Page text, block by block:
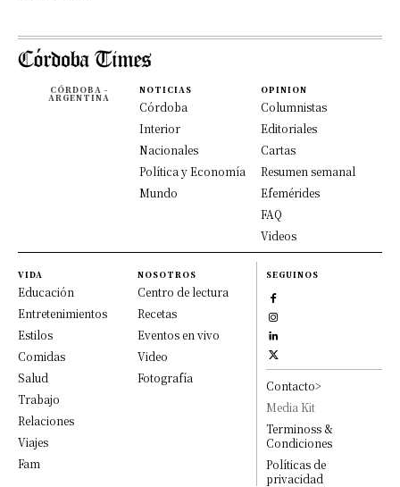
CÓRDOBA -
ARGENTINA
NOTICIAS
Córdoba
Interior
Nacionales
Política y Economía
Mundo
OPINION
Columnistas
Editoriales
Cartas
Resumen semanal
Efemérides
FAQ
Videos
VIDA
Educación
Entretenimientos
Estilos
Comidas
Salud
Trabajo
Relaciones
Viajes
Fam
NOSOTROS
Centro de lectura
Recetas
Eventos en vivo
Video
Fotografía
SEGUINOS
Contacto>
Media Kit
Terminoss &
Condiciones
Políticas de
privacidad